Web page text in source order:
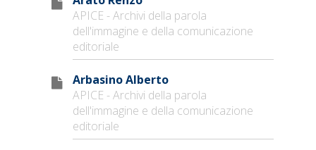
APICE - Archivi della parola
dell'immagine e della comunicazione
editoriale
Arbasino Alberto
APICE - Archivi della parola
dell'immagine e della comunicazione
editoriale